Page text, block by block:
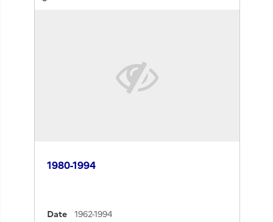
1980-1994
Date
1962-1994